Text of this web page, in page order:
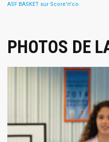
ASF BASKET sur Score'n'co
PHOTOS DE